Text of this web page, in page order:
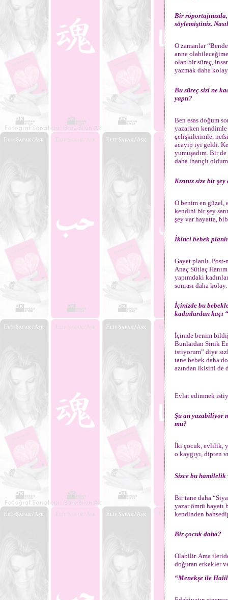
Bir
söylemiştiniz.
O zamanlar
anne
olan bir süreç,
yazmak daha
Bu süreç sizi ne
yaptı?
Ben esas doğum
yazarken
çelişkilerimle,
acayip iyi geldi.
yumuşadım. Bir
daha inançlı
Kızınız size bir
O benim en güzel,
kendini bir şey
şey var hayatta,
İkinci bebek planlı
Gayet planlı.
Anaç Sütlaç
yapımdaki
sonrası daha kolay.
İçinizde bu
kadınlardan kaçı
İçimde benim
Bunlardan Sinik
istiyorum” diye
tane bebek daha
azından ikisini de
Evlat edinmek
Şu an yazabiliyor
mu?
İki çocuk, evlilik,
o kaygıyı, dipten
Sizce bu hamilelik
Bir tane daha
yazar ömrü hayatı
kendinden
Bir çocuk daha?
Olabilir. Ama
doğuran erkekler
“Menekşe ile